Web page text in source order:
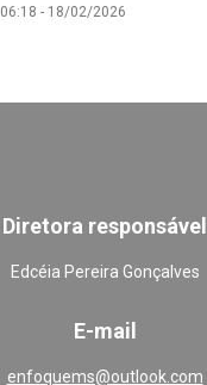
06:18 - 18/02/2026
Diretora responsável
Edcéia Pereira Gonçalves
E-mail
enfoquems@outlook.com